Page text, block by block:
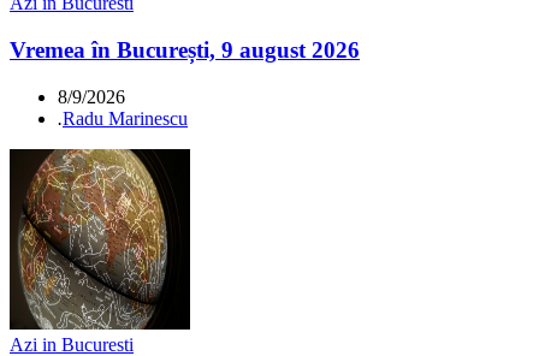
Vremea în București, 9 august 2026
8/9/2026
.Radu Marinescu
Azi in Bucuresti